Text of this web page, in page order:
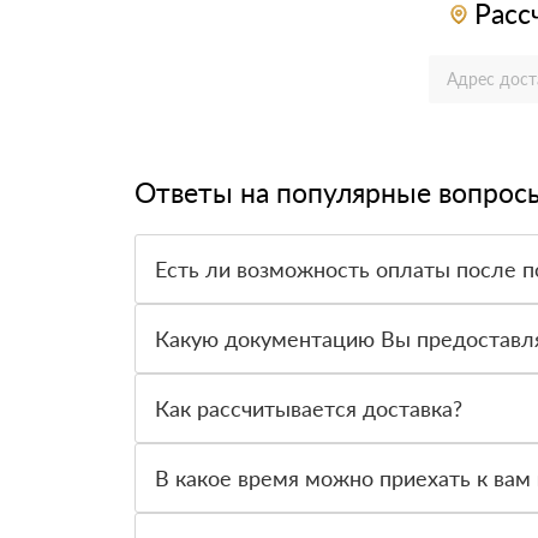
Ответы на популярные
Есть ли возможность оплаты после
вправе от него отказаться.
Какую документацию Вы
Как рассчитывается доставка?
стоимости и сроков доставки, которые
В какое время можно приехать к вам